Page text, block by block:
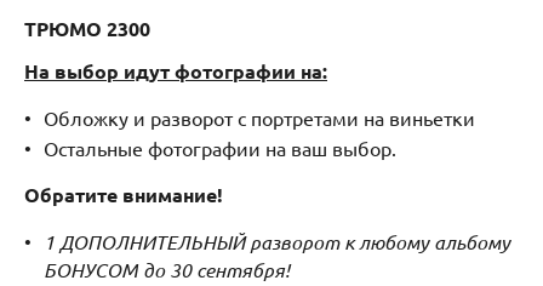
ТРЮМО 2300
На выбор идут фотографии на:
Обложку и разворот с портретами на виньетки
Остальные фотографии на ваш выбор.
Обратите внимание!
1 ДОПОЛНИТЕЛЬНЫЙ разворот к любому альбому
БОНУСОМ до 30 сентября!